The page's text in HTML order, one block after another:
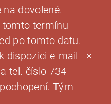
dovolené.
tomto termínu
po tomto datu.
dispozici e-mail
tel. číslo 734
Tým